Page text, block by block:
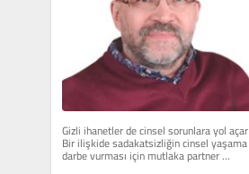
Gizli ihanetler de cinsel sorunlara yol açar
Bir ilişkide sadakatsizliğin cinsel yaşama
darbe vurması için mutlaka partner